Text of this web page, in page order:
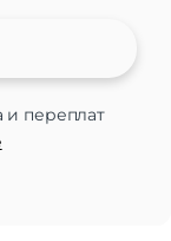
и переплат